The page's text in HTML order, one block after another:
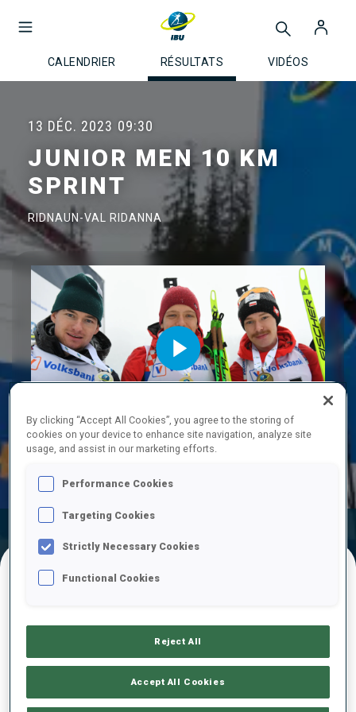
CALENDRIER RÉSULTATS VIDÉOS
13 DÉC. 2023 09:30
JUNIOR MEN 10 KM
SPRINT
RIDNAUN-VAL RIDANNA
Play
Officiels
By clicking “Accept All Cookies”, you agree to the storing of
cookies on your device to enhance site navigation, analyze site
usage, and assist in our marketing efforts.
Performance Cookies
Targeting Cookies
Strictly Necessary Cookies
Functional Cookies
Reject All
Accept All Cookies